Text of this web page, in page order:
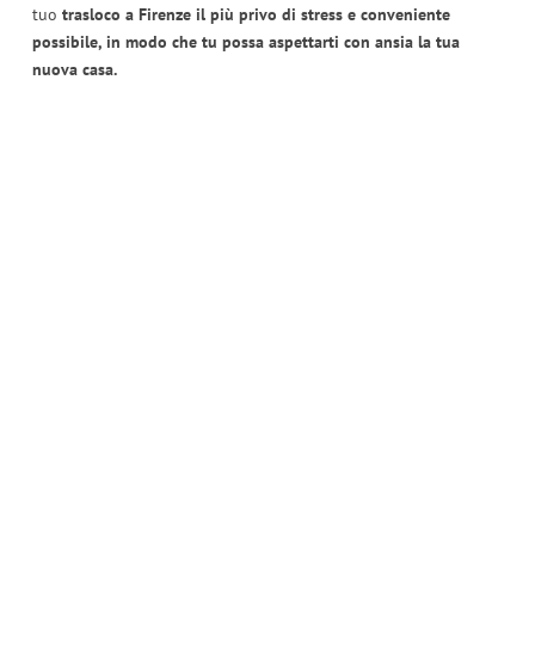
tuo trasloco a Firenze il più privo di stress e conveniente
possibile, in modo che tu possa aspettarti con ansia la tua
nuova casa.